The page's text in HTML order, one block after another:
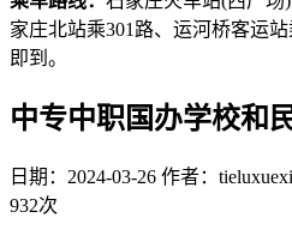
家庄北站乘301路、运河桥客运
即到。
中专中职国办学校和
日期：2024-03-26 作者：
932次